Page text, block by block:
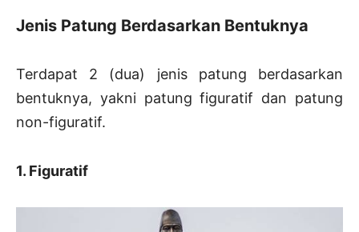
Jenis Patung Berdasarkan Bentuknya
Terdapat 2 (dua) jenis patung berdasarkan
bentuknya, yakni patung figuratif dan patung
non-figuratif.
1. Figuratif